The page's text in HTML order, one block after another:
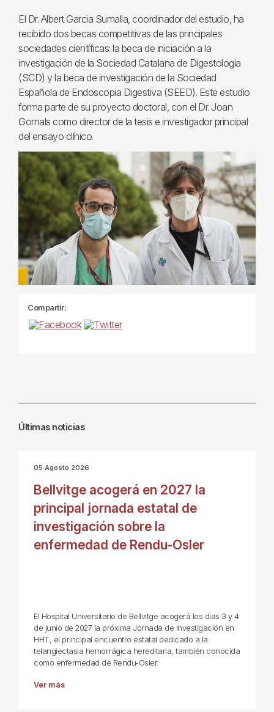
El Dr. Albert Garcia Sumalla, coordinador del estudio, ha
recibido dos becas competitivas de las principales
sociedades científicas: la beca de iniciación a la
investigación de la Sociedad Catalana de Digestología
(SCD) y la beca de investigación de la Sociedad
Española de Endoscopia Digestiva (SEED). Este estudio
forma parte de su proyecto doctoral, con el Dr. Joan
Gornals como director de la tesis e investigador principal
del ensayo clínico.
Compartir:
Últimas noticias
05 Agosto 2026
Bellvitge acogerá en 2027 la
principal jornada estatal de
investigación sobre la
enfermedad de Rendu-Osler
El Hospital Universitario de Bellvitge acogerá los días 3 y 4
de junio de 2027 la próxima Jornada de Investigación en
HHT, el principal encuentro estatal dedicado a la
telangiectasia hemorrágica hereditaria, también conocida
como enfermedad de Rendu-Osler.
Ver más